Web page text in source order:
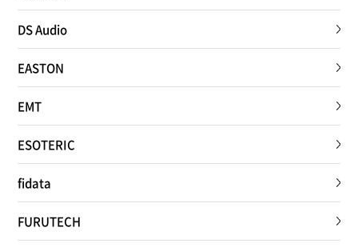
DS Audio
EASTON
EMT
ESOTERIC
fidata
FURUTECH